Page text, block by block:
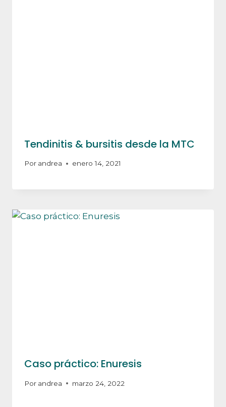
Tendinitis & bursitis desde la MTC
Por andrea enero 14, 2021
Caso práctico: Enuresis
Por andrea marzo 24, 2022